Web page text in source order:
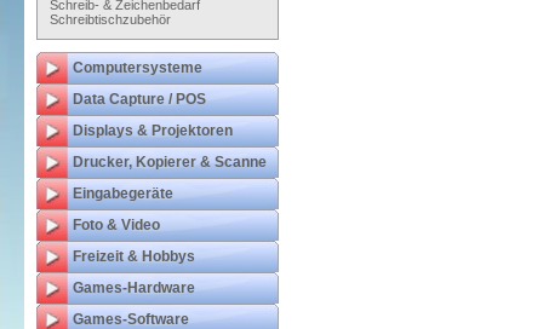
Schreib- & Zeichenbedarf
Schreibtischzubehör
Computersysteme
Data Capture / POS
Displays & Projektoren
Drucker, Kopierer & Scanne
Eingabegeräte
Foto & Video
Freizeit & Hobbys
Games-Hardware
Games-Software